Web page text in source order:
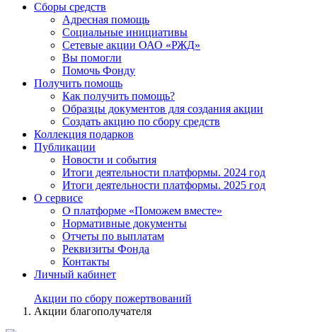
Сборы средств
Адресная помощь
Социальные инициативы
Сетевые акции ОАО «РЖД»
Вы помогли
Помочь Фонду
Получить помощь
Как получить помощь?
Образцы документов для создания акции
Создать акцию по сбору средств
Коллекция подарков
Публикации
Новости и события
Итоги деятельности платформы. 2024 год
Итоги деятельности платформы. 2025 год
О сервисе
О платформе «Поможем вместе»
Нормативные документы
Отчеты по выплатам
Реквизиты Фонда
Контакты
Личный кабинет
Акции по сбору пожертвований
Акции благополучателя